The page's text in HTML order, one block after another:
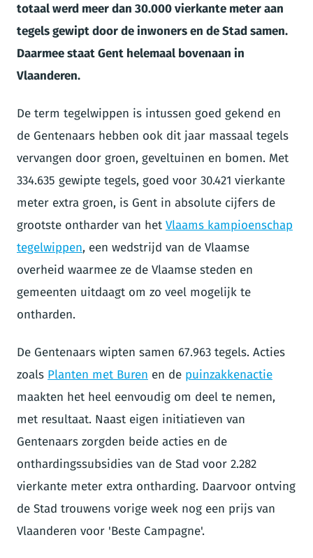
totaal werd meer dan 30.000 vierkante meter aan
tegels gewipt door de inwoners en de Stad samen.
Daarmee staat Gent helemaal bovenaan in
Vlaanderen.
De term tegelwippen is intussen goed gekend en
de Gentenaars hebben ook dit jaar massaal tegels
vervangen door groen, geveltuinen en bomen. Met
334.635 gewipte tegels, goed voor 30.421 vierkante
meter extra groen, is Gent in absolute cijfers de
grootste ontharder van het Vlaams kampioenschap
tegelwippen, een wedstrijd van de Vlaamse
overheid waarmee ze de Vlaamse steden en
gemeenten uitdaagt om zo veel mogelijk te
ontharden.
De Gentenaars wipten samen 67.963 tegels. Acties
zoals Planten met Buren en de puinzakkenactie
maakten het heel eenvoudig om deel te nemen,
met resultaat. Naast eigen initiatieven van
Gentenaars zorgden beide acties en de
onthardingssubsidies van de Stad voor 2.282
vierkante meter extra ontharding. Daarvoor ontving
de Stad trouwens vorige week nog een prijs van
Vlaanderen voor 'Beste Campagne'.